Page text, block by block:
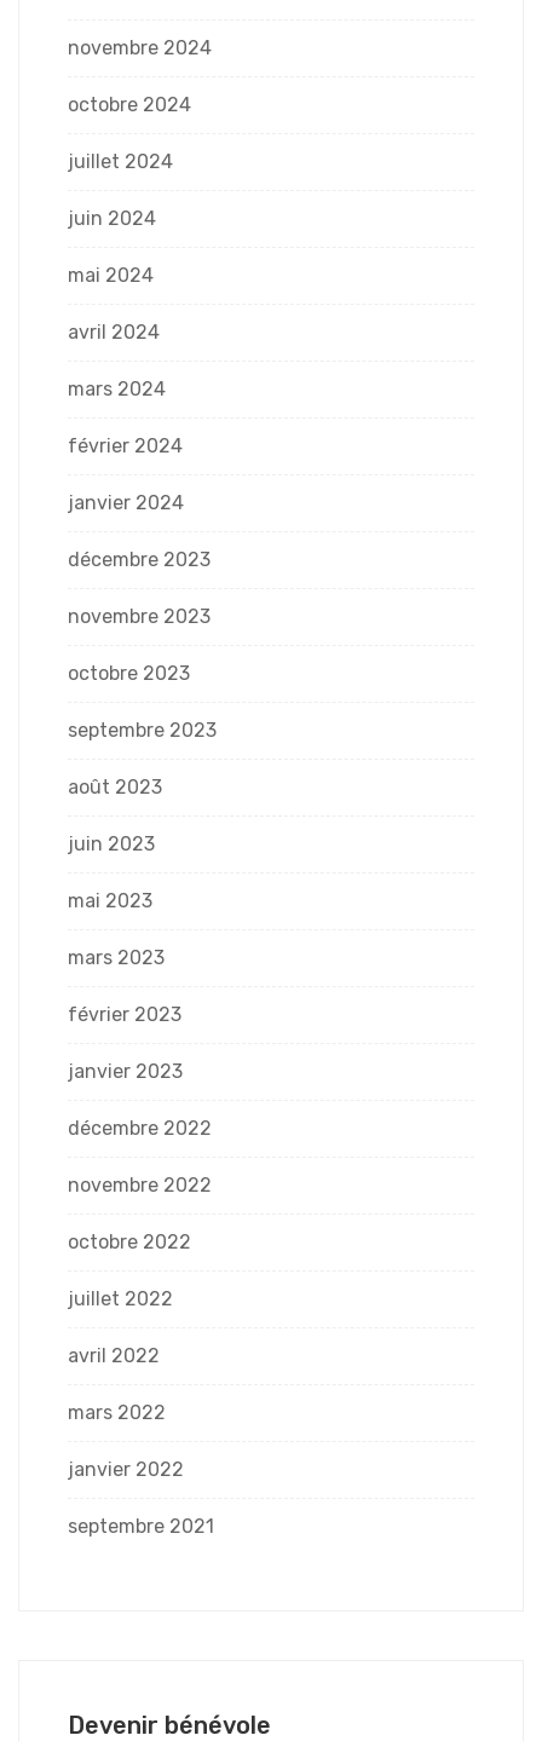
novembre 2024
octobre 2024
juillet 2024
juin 2024
mai 2024
avril 2024
mars 2024
février 2024
janvier 2024
décembre 2023
novembre 2023
octobre 2023
septembre 2023
août 2023
juin 2023
mai 2023
mars 2023
février 2023
janvier 2023
décembre 2022
novembre 2022
octobre 2022
juillet 2022
avril 2022
mars 2022
janvier 2022
septembre 2021
Devenir bénévole